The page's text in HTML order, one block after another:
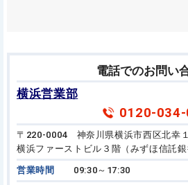
電話でのお問い
横浜営業部
0120-034-
〒220-0004 神奈川県横浜市西区北幸
横浜ファーストビル３階（みずほ信託銀
営業時間 09:30～17:30